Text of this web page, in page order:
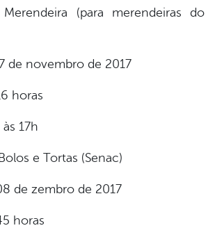
(para merendeiras do
de novembro de 2017
horas
17h
e Tortas (Senac)
de zembro de 2017
horas